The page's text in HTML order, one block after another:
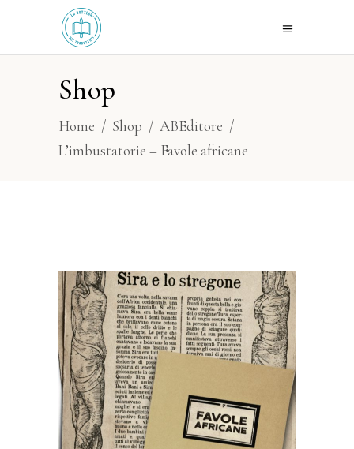
Shop
Home / Shop / ABEditore /
L’imbustatorie – Favole africane